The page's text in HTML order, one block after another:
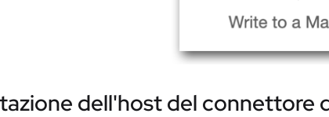
dell'host del connettore